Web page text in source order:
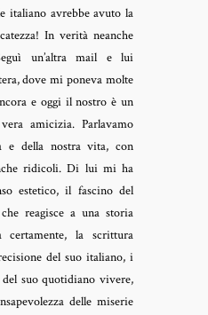
italiano avrebbe avuto la
In verità neanche
un’altra mail e lui
dove mi poneva molte
e oggi il nostro è un
amicizia. Parlavamo
e della nostra vita, con
ridicoli. Di lui mi ha
estetico, il fascino del
reagisce a una storia
certamente, la scrittura
del suo italiano, i
suo quotidiano vivere,
delle miserie